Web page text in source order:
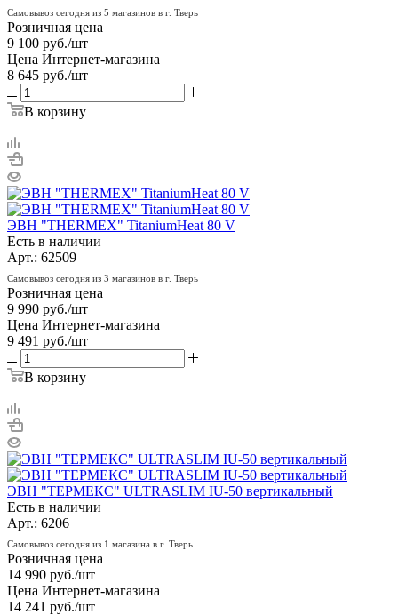
Самовывоз сегодня из 5 магазинов в г. Тверь
Розничная цена
9 100 руб./шт
Цена Интернет-магазина
8 645 руб./шт
В корзину
ЭВН "THERMEX" TitaniumHeat 80 V
Есть в наличии
Арт.: 62509
Самовывоз сегодня из 3 магазинов в г. Тверь
Розничная цена
9 990 руб./шт
Цена Интернет-магазина
9 491 руб./шт
В корзину
ЭВН "ТЕРМЕКС" ULTRASLIM IU-50 вертикальный
Есть в наличии
Арт.: 6206
Самовывоз сегодня из 1 магазина в г. Тверь
Розничная цена
14 990 руб./шт
Цена Интернет-магазина
14 241 руб./шт